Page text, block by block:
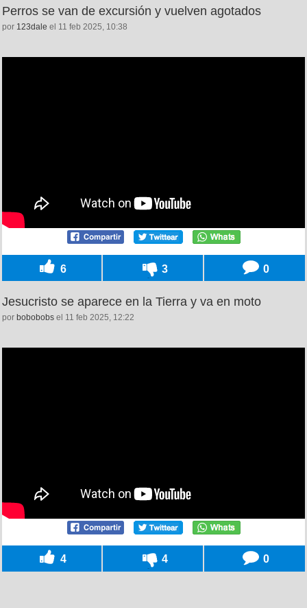
Perros se van de excursión y vuelven agotados
por 123dale el 11 feb 2025, 10:38
6 3 0
Jesucristo se aparece en la Tierra y va en moto
por bobobobs el 11 feb 2025, 12:22
4 4 0